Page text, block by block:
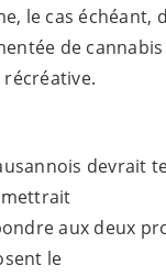
le cas échéant,
de
devrait
aux deux
le